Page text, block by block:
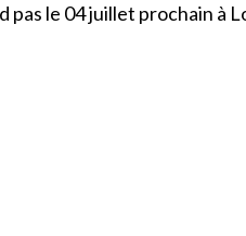
le 04 juillet prochain à